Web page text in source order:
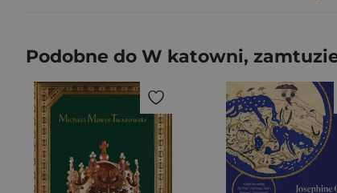
Podobne do W katowni,